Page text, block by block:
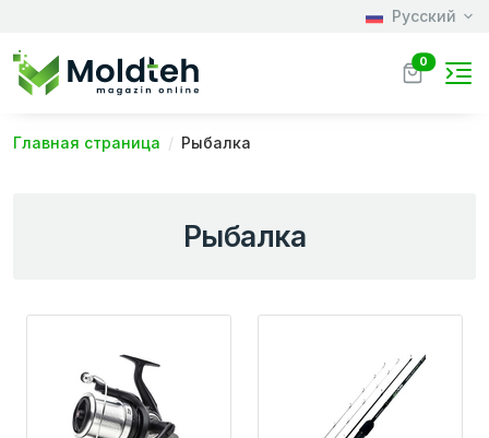
Русский
0
Главная страница Рыбалка
Рыбалка